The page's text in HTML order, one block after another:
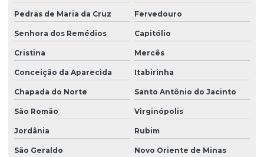
Pedras de Maria da Cruz Fervedouro
Senhora dos Remédios Capitólio
Cristina Mercês
Conceição da Aparecida Itabirinha
Chapada do Norte Santo Antônio do Jacinto
São Romão Virginópolis
Jordânia Rubim
São Geraldo Novo Oriente de Minas